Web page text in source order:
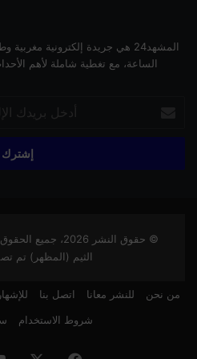
المشهد24 هي جريدة إلكترونية
الساعة، مع تغطية شاملة لأهم
الإلكتروني
© حقوق النشر 2026، جميع الحقوق محفوظة |
الثيم (المظهر) تم
من نحن للنشر معانا اتصل بنا
شروط الاستخدام